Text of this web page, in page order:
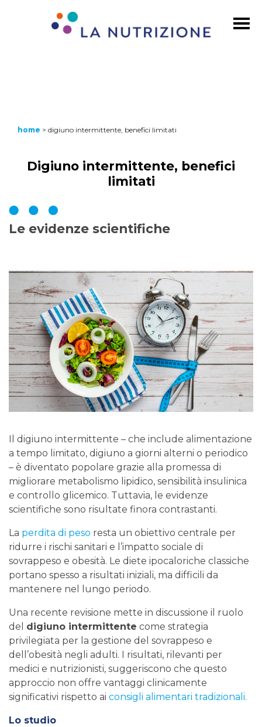
home > digiuno intermittente, benefici limitati
Digiuno intermittente, benefici
limitati
Le evidenze scientifiche
Il digiuno intermittente – che include alimentazione
a tempo limitato, digiuno a giorni alterni o periodico
– è diventato popolare grazie alla promessa di
migliorare metabolismo lipidico, sensibilità insulinica
e controllo glicemico. Tuttavia, le evidenze
scientifiche sono risultate finora contrastanti.
La perdita di peso resta un obiettivo centrale per
ridurre i rischi sanitari e l’impatto sociale di
sovrappeso e obesità. Le diete ipocaloriche classiche
portano spesso a risultati iniziali, ma difficili da
mantenere nel lungo periodo.
Una recente revisione mette in discussione il ruolo
del digiuno intermittente come strategia
privilegiata per la gestione del sovrappeso e
dell’obesità negli adulti. I risultati, rilevanti per
medici e nutrizionisti, suggeriscono che questo
approccio non offre vantaggi clinicamente
significativi rispetto ai consigli alimentari tradizionali.
Lo studio